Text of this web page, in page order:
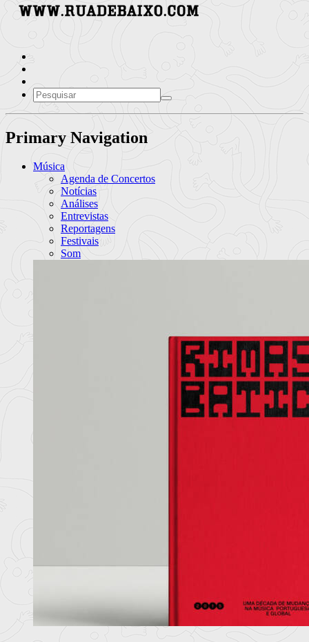
Primary Navigation
Música
Agenda de Concertos
Notícias
Análises
Entrevistas
Reportagens
Festivais
Som